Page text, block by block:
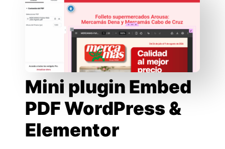
Mini plugin Embed
PDF WordPress &
Elementor